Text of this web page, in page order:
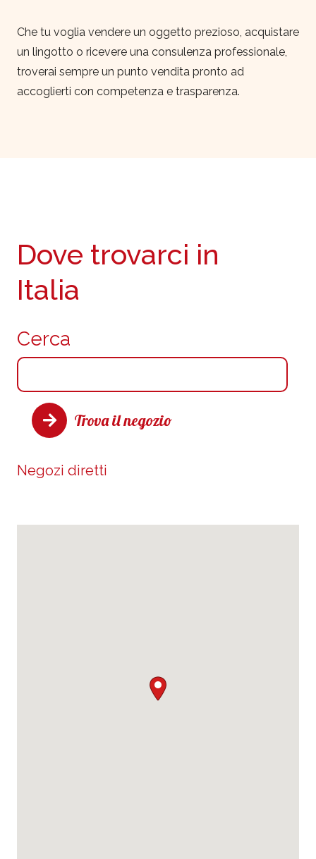
Che tu voglia vendere un oggetto prezioso, acquistare
un lingotto o ricevere una consulenza professionale,
troverai sempre un punto vendita pronto ad
accoglierti con competenza e trasparenza.
Cerca
Trova il negozio
Dove trovarci in
Italia
Negozi diretti